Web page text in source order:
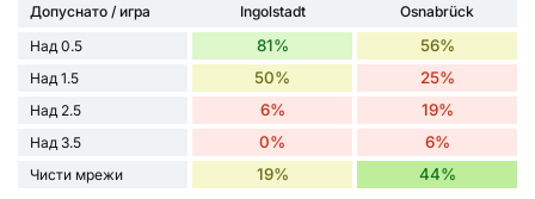
Допуснато / игра Ingolstadt
Osnabrück
Над 0.5
81% 56%
Над 1.5 50% 25%
Над 2.5 6% 19%
Над 3.5 0% 6%
Чисти мрежи 19% 44%